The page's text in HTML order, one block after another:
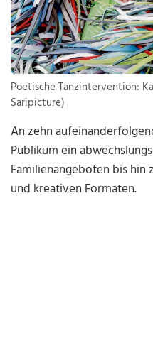
Poetische Tanzintervention:
Saripicture)
An zehn
Publikum ein
Familienangeboten bis hin
und kreativen Formaten.